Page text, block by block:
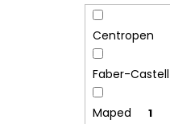
Centropen
Faber-Castell
Maped 1